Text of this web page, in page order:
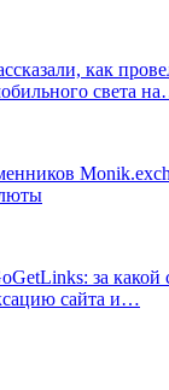
как
света
за
сайта и…